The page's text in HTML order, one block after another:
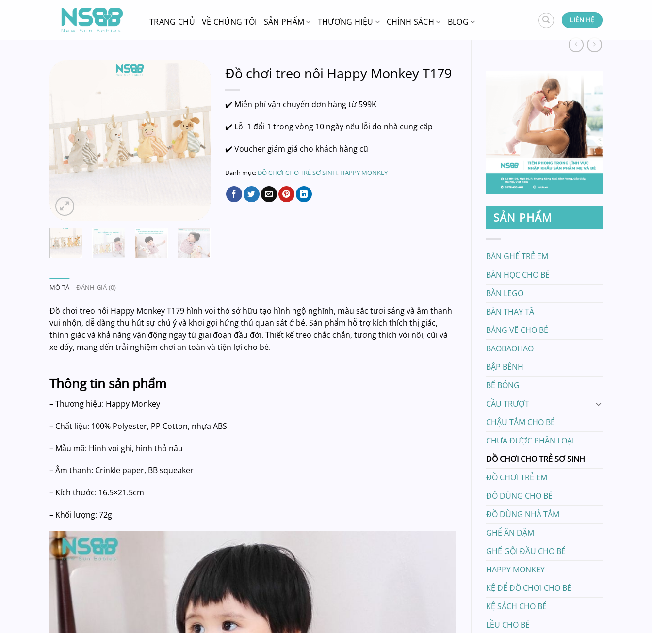
TRANG CHỦ VỀ CHÚNG TÔI SẢN PHẨM THƯƠNG HIỆU CHÍNH SÁCH BLOG LIÊN HỆ
SẢN PHẨM
BÀN GHẾ TRẺ EM
BÀN HỌC CHO BÉ
BÀN LEGO
BÀN THAY TÃ
BẢNG VẼ CHO BÉ
BAOBAOHAO
BẬP BÊNH
BỂ BÓNG
CẦU TRƯỢT
CHẬU TẮM CHO BÉ
CHƯA ĐƯỢC PHÂN LOẠI
ĐỒ CHƠI CHO TRẺ SƠ SINH
ĐỒ CHƠI TRẺ EM
ĐỒ DÙNG CHO BÉ
ĐỒ DÙNG NHÀ TẮM
GHẾ ĂN DẶM
GHẾ GỘI ĐẦU CHO BÉ
HAPPY MONKEY
KỆ ĐỂ ĐỒ CHƠI CHO BÉ
KỆ SÁCH CHO BÉ
LỀU CHO BÉ
Đồ chơi treo nôi Happy Monkey T179
✔️ Miễn phí vận chuyển đơn hàng từ 599K
✔️ Lỗi 1 đổi 1 trong vòng 10 ngày nếu lỗi do nhà cung cấp
✔️ Voucher giảm giá cho khách hàng cũ
Danh mục:ĐỒ CHƠI CHO TRẺ SƠ SINH, HAPPY MONKEY
MÔ TẢ ĐÁNH GIÁ (0)
Đồ chơi treo nôi Happy Monkey T179 hình voi thỏ sở hữu tạo hình ngộ nghĩnh, màu sắc tươi sáng và âm thanh
vui nhộn, dễ dàng thu hút sự chú ý và khơi gợi hứng thú quan sát ở bé. Sản phẩm hỗ trợ kích thích thị giác,
thính giác và khả năng vận động ngay từ giai đoạn đầu đời. Thiết kế treo chắc chắn, tương thích với nôi, cũi và
xe đẩy, mang đến trải nghiệm chơi an toàn và tiện lợi cho bé.
Thông tin sản phẩm
– Thương hiệu: Happy Monkey
– Chất liệu: 100% Polyester, PP Cotton, nhựa ABS
– Mẫu mã: Hình voi ghi, hình thỏ nâu
– Âm thanh: Crinkle paper, BB squeaker
– Kích thước: 16.5×21.5cm
– Khối lượng: 72g